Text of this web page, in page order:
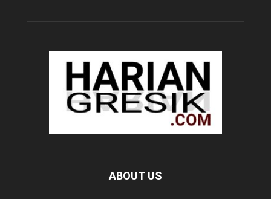
ABOUT US